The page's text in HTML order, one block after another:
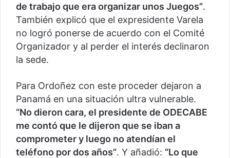
de trabajo que era organizar unos Juegos”.
También explicó que el expresidente Varela
no logró ponerse de acuerdo con el Comité
Organizador y al perder el interés declinaron
la sede.
Para Ordoñez con este proceder dejaron a
Panamá en una situación ultra vulnerable.
“No dieron cara, el presidente de ODECABE
me contó que le dijeron que se iban a
comprometer y luego no atendían el
teléfono por dos años”. Y añadió: “Lo que